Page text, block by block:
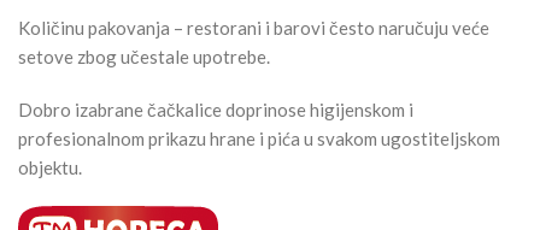
Količinu pakovanja – restorani i barovi često naručuju veće
setove zbog učestale upotrebe.
Dobro izabrane čačkalice doprinose higijenskom i
profesionalnom prikazu hrane i pića u svakom ugostiteljskom
objektu.